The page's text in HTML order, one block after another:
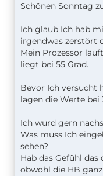
Schönen Sonntag
Ich glaub Ich hab
irgendwas zerstört
Mein Prozessor
liegt bei 55 Grad.
Bevor Ich versucht
lagen die Werte bei
Ich würd gern
Was muss Ich
sehen?
Hab das Gefühl
obwohl die HB